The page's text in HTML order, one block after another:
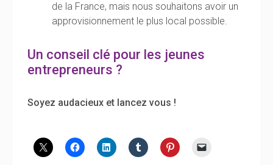
de la France, mais nous souhaitons avoir un
approvisionnement le plus local possible.
Un conseil clé pour les jeunes
entrepreneurs ?
Soyez audacieux et lancez vous !